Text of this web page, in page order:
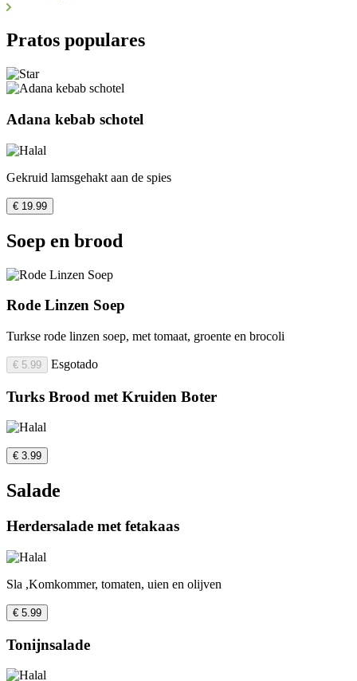
Pratos populares
Adana kebab schotel
Gekruid lamsgehakt aan de spies
€ 19.99
Soep en brood
Rode Linzen Soep
Turkse rode linzen soep, met tomaat, groente en brocoli
€ 5.99 Esgotado
Turks Brood met Kruiden Boter
€ 3.99
Salade
Herdersalade met fetakaas
Sla ,Komkommer, tomaten, uien en olijven
€ 5.99
Tonijnsalade